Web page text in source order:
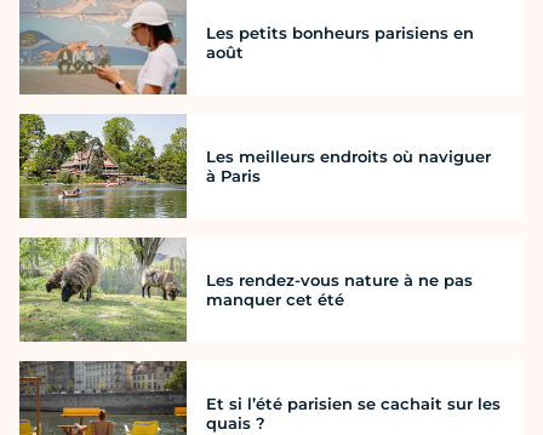
Les petits bonheurs parisiens en
août
Les meilleurs endroits où naviguer
à Paris
Les rendez-vous nature à ne pas
manquer cet été
Et si l’été parisien se cachait sur les
quais ?